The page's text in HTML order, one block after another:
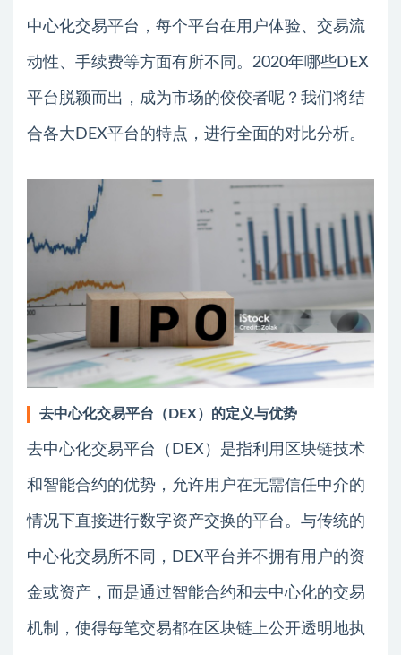
中心化交易平台，每个平台在用户体验、交易流
动性、手续费等方面有所不同。2020年哪些DEX
平台脱颖而出，成为市场的佼佼者呢？我们将结
合各大DEX平台的特点，进行全面的对比分析。
去中心化交易平台（DEX）的定义与优势
去中心化交易平台（DEX）是指利用区块链技术
和智能合约的优势，允许用户在无需信任中介的
情况下直接进行数字资产交换的平台。与传统的
中心化交易所不同，DEX平台并不拥有用户的资
金或资产，而是通过智能合约和去中心化的交易
机制，使得每笔交易都在区块链上公开透明地执